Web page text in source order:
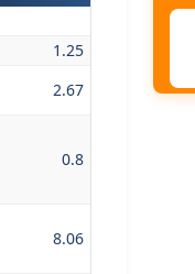
1.25
2.67
0.8
8.06